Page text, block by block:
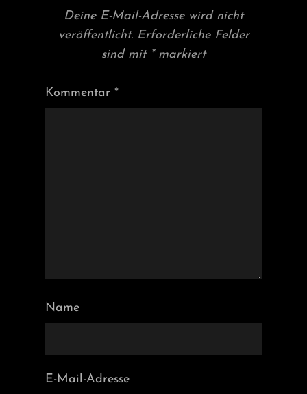
Deine E-Mail-Adresse wird nicht
veröffentlicht. Erforderliche Felder
sind mit *markiert
Kommentar *
Name
E-Mail-Adresse